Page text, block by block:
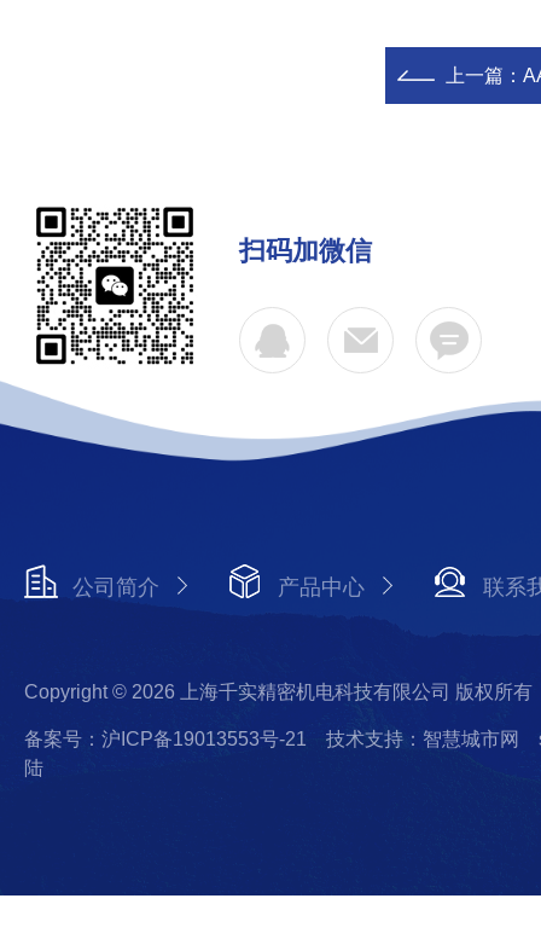
上一篇：
扫码加微信
公司简介 产品中心 联系
Copyright © 2026 上海千实精密机电科技有限公司 版权所有
备案号：沪ICP备19013553号-21 技术支持：智慧城市网
陆